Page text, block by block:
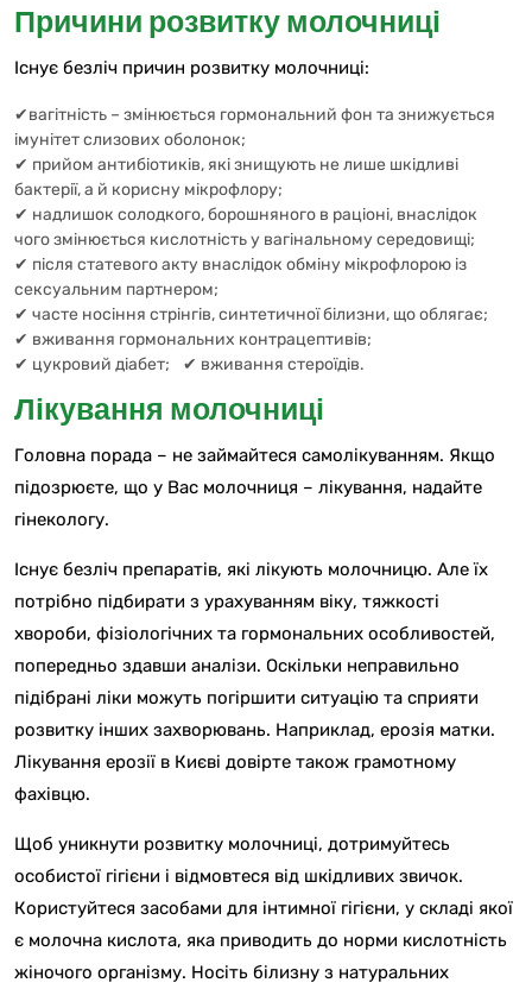
Причини розвитку молочниці
Існує безліч причин розвитку молочниці:
✔вагітність – змінюється гормональний фон та знижується
імунітет слизових оболонок;
✔ прийом антибіотиків, які знищують не лише шкідливі
бактерії, а й корисну мікрофлору;
✔ надлишок солодкого, борошняного в раціоні, внаслідок
чого змінюється кислотність у вагінальному середовищі;
✔ після статевого акту внаслідок обміну мікрофлорою із
сексуальним партнером;
✔ часте носіння стрінгів, синтетичної білизни, що облягає;
✔ вживання гормональних контрацептивів;
✔ цукровий діабет;
✔ вживання стероїдів.
Лікування молочниці
Головна порада – не займайтеся самолікуванням. Якщо
підозрюєте, що у Вас молочниця – лікування, надайте
гінекологу.
Існує безліч препаратів, які лікують молочницю. Але їх
потрібно підбирати з урахуванням віку, тяжкості
хвороби, фізіологічних та гормональних особливостей,
попередньо здавши аналізи. Оскільки неправильно
підібрані ліки можуть погіршити ситуацію та сприяти
розвитку інших захворювань. Наприклад, ерозія матки.
Лікування ерозії в Києві довірте також грамотному
фахівцю.
Щоб уникнути розвитку молочниці, дотримуйтесь
особистої гігієни і відмовтеся від шкідливих звичок.
Користуйтеся засобами для інтимної гігієни, у складі якої
є молочна кислота, яка приводить до норми кислотність
жіночого організму. Носіть білизну з натуральних